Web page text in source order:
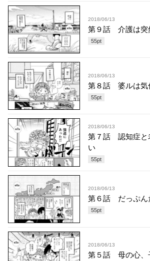
2018/06/13
第９話 介護は突
55pt
2018/06/13
第８話 婆ルは気
55pt
2018/06/13
第７話 認知症と
い
55pt
2018/06/13
第６話 だっぷん
55pt
2018/06/13
第５話 母の心、